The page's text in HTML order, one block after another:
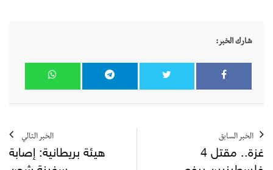
شارك الخبر:
الخبر السابق
غزة.. مقتل 4
الخبر التالي
هيئة بريطانية: إصابة